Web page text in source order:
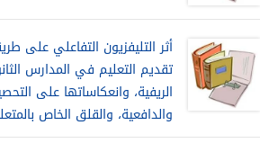
أثر التليفزيون التفاعلي على
تقديم التعليم في المدارس
الريفية، وانعكاساتها على
والدافعية، والقلق الخاص